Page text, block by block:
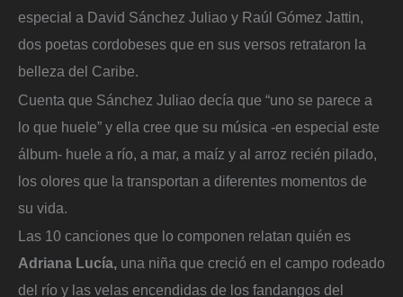
especial a David Sánchez Juliao y Raúl Gómez Jattin,
dos poetas cordobeses que en sus versos retrataron la
belleza del Caribe.
Cuenta que Sánchez Juliao decía que “uno se parece a
lo que huele” y ella cree que su música -en especial este
álbum- huele a río, a mar, a maíz y al arroz recién pilado,
los olores que la transportan a diferentes momentos de
su vida.
Las 10 canciones que lo componen relatan quién es
Adriana Lucía, una niña que creció en el campo rodeado
del río y las velas encendidas de los fandangos del